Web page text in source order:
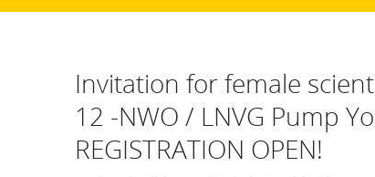
Invitation for female
12 -NWO / LNVG Pump
REGISTRATION OPEN!